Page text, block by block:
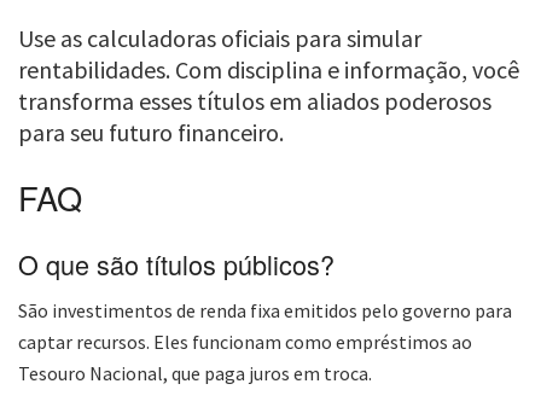
Use as calculadoras oficiais para simular
rentabilidades. Com disciplina e informação, você
transforma esses títulos em aliados poderosos
para seu futuro financeiro.
FAQ
O que são títulos públicos?
São investimentos de renda fixa emitidos pelo governo para
captar recursos. Eles funcionam como empréstimos ao
Tesouro Nacional, que paga juros em troca.